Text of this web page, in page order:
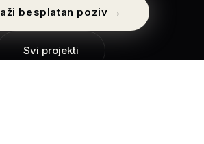
besplatan poziv →
Svi projekti